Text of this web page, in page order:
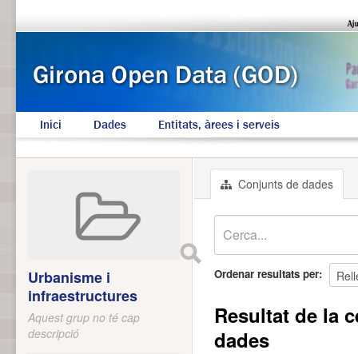
Inici Dades Entitats, àrees i serveis
Conjunts de dades
Ordenar resultats per
Resultat de la
dades
Urbanisme i
infraestructures
Aquest grup no té cap
descripció